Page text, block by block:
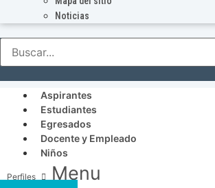
Noticias
Aspirantes
Estudiantes
Egresados
Docente y Empleado
Niños
Menu